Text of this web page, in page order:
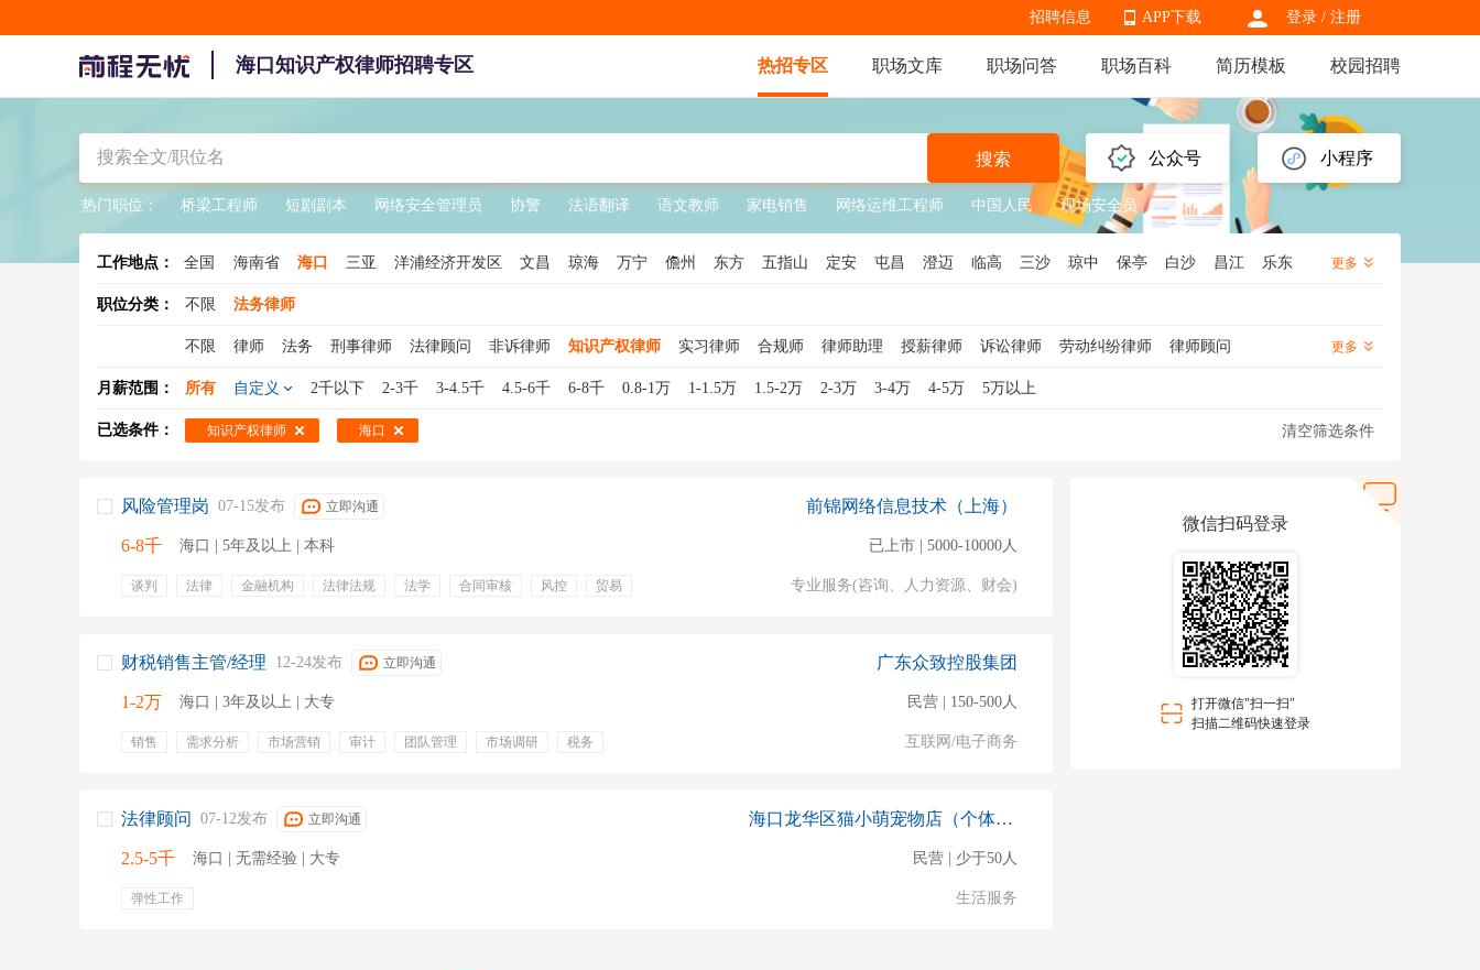
登录 / 注册
APP下载
APP下载
招聘信息
海口知识产权律师招聘专区 热招专区 职场文库 职场问答 职场百科 简历模板 校园招聘
公众号 小程序
搜索
热门职位： 桥梁工程师 短剧剧本 网络安全管理员 协警 法语翻译 语文教师 家电销售 网络运维工程师 中国人民 现场安全员
工作地点： 全国 海南省 海口 三亚 洋浦经济开发区 文昌 琼海 万宁 儋州 东方 五指山 定安 屯昌 澄迈 临高 三沙 琼中 保亭 白沙 昌江
乐东
陵水
更多
职位分类： 不限 法务律师
不限 律师 法务 刑事律师 法律顾问 非诉律师 知识产权律师 实习律师 合规师 律师助理 授薪律师 诉讼律师 劳动纠纷律师
律师顾问
法务专员
法务助理 专利律师 法务总监 法务经理 合伙人律师 合规专员
更多
月薪范围： 所有 自定义 2千以下 2-3千 3-4.5千 4.5-6千 6-8千 0.8-1万 1-1.5万 1.5-2万 2-3万 3-4万 4-5万 5万以上
已选条件： 知识产权律师 海口 清空筛选条件
风险管理岗 07-15发布 立即沟通
6-8千 海口 | 5年及以上 | 本科
谈判 法律 金融机构 法律法规 法学 合同审核 风控
贸易
前锦网络信息技术（上海）
已上市 | 5000-10000人
专业服务(咨询、人力资源、财会)
财税销售主管/经理 12-24发布 立即沟通
1-2万 海口 | 3年及以上 | 大专
销售 需求分析 市场营销 审计 团队管理 市场调研
税务
入职培训
年终奖金 项目奖金
广东众致控股集团
民营 | 150-500人
互联网/电子商务
法律顾问 07-12发布 立即沟通
2.5-5千 海口 | 无需经验 | 大专
弹性工作
海口龙华区猫小萌宠物店（个体工商户）
民营 | 少于50人
生活服务
微信扫码登录
打开微信"扫一扫"
扫描二维码快速登录